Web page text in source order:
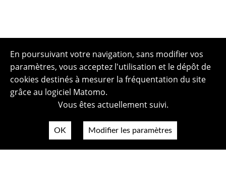
En poursuivant votre navigation, sans modifier vos
paramètres, vous acceptez l'utilisation et le dépôt de
cookies destinés à mesurer la fréquentation du site
grâce au logiciel Matomo.
Vous êtes actuellement suivi.
OK Modifier les paramètres